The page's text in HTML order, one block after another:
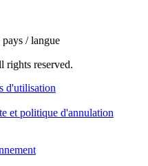
/ langue
rights reserved.
d'utilisation
et politique d'annulation